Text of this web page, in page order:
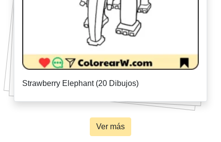
Strawberry Elephant (20 Dibujos)
Ver más